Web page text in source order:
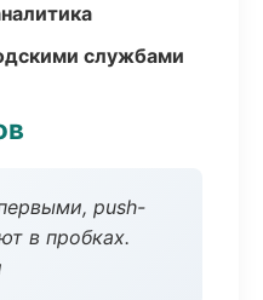
службами
push-
в пробках.